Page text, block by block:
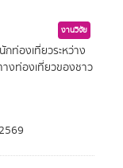
งานวิจัย
ท่องเที่ยวระหว่าง
างท่องเที่ยวของชาว